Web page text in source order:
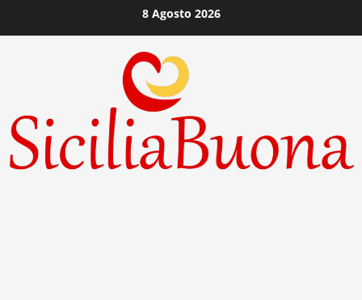
al
8 Agosto 2026